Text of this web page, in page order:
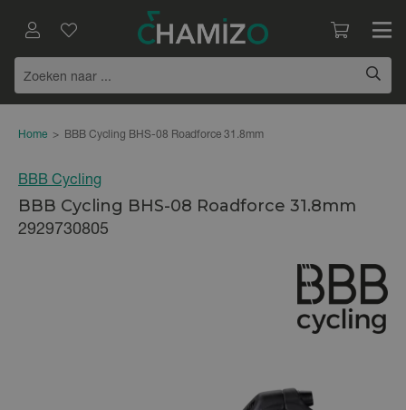
Home > BBB Cycling BHS-08 Roadforce 31.8mm
BBB Cycling
BBB Cycling BHS-08 Roadforce 31.8mm
2929730805